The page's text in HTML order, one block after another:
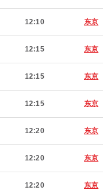
12:10 东京
12:15 东京
12:15 东京
12:15 东京
12:20 东京
12:20 东京
12:20 东京